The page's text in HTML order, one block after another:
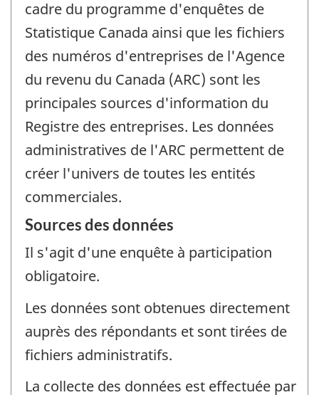
cadre du programme d'enquêtes de
Statistique Canada ainsi que les fichiers
des numéros d'entreprises de l'Agence
du revenu du Canada (ARC) sont les
principales sources d'information du
Registre des entreprises. Les données
administratives de l'ARC permettent de
créer l'univers de toutes les entités
commerciales.
Sources des données
Il s'agit d'une enquête à participation
obligatoire.
Les données sont obtenues directement
auprès des répondants et sont tirées de
fichiers administratifs.
La collecte des données est effectuée par